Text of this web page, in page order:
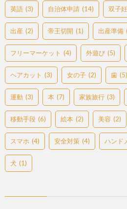
英語 (3) 自治体申請 (14) 双子
出産 (2) 帝王切開 (1) 出産準備
フリーマーケット (4) 外遊び (5)
ヘアカット (3) 女の子 (2) 歯 (5)
運動 (3) 本 (7) 家族旅行 (3)
移動手段 (6) 絵本 (2) 美容 (2)
スマホ (4) 安全対策 (4) ハンド
犬 (1)